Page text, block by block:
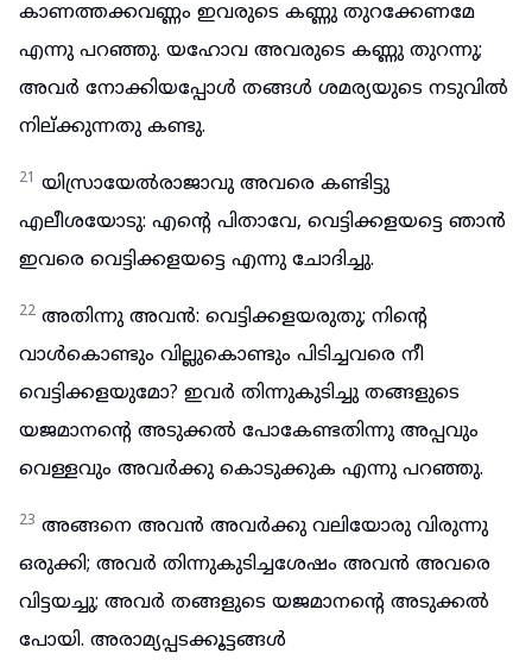
കാണത്തക്കവണ്ണം ഇവരുടെ കണ്ണു തുറക്കേണമേ
എന്നു പറഞ്ഞു. യഹോവ അവരുടെ കണ്ണു തുറന്നു;
അവർ നോക്കിയപ്പോൾ തങ്ങൾ ശമര്യയുടെ നടുവിൽ
നില്ക്കുന്നതു കണ്ടു.
21 യിസ്രായേൽരാജാവു അവരെ കണ്ടിട്ടു
എലീശയോടു: എന്റെ പിതാവേ, വെട്ടിക്കളയട്ടെ ഞാൻ
ഇവരെ വെട്ടിക്കളയട്ടെ എന്നു ചോദിച്ചു.
22 അതിന്നു അവൻ: വെട്ടിക്കളയരുതു; നിന്റെ
വാൾകൊണ്ടും വില്ലുകൊണ്ടും പിടിച്ചവരെ നീ
വെട്ടിക്കളയുമോ? ഇവർ തിന്നുകുടിച്ചു തങ്ങളുടെ
യജമാനന്റെ അടുക്കൽ പോകേണ്ടതിന്നു അപ്പവും
വെള്ളവും അവർക്കു കൊടുക്കുക എന്നു പറഞ്ഞു.
23 അങ്ങനെ അവൻ അവർക്കു വലിയോരു വിരുന്നു
ഒരുക്കി; അവർ തിന്നുകുടിച്ചശേഷം അവൻ അവരെ
വിട്ടയച്ചു; അവർ തങ്ങളുടെ യജമാനന്റെ അടുക്കൽ
പോയി. അരാമ്യപ്പടക്കൂട്ടങ്ങൾ